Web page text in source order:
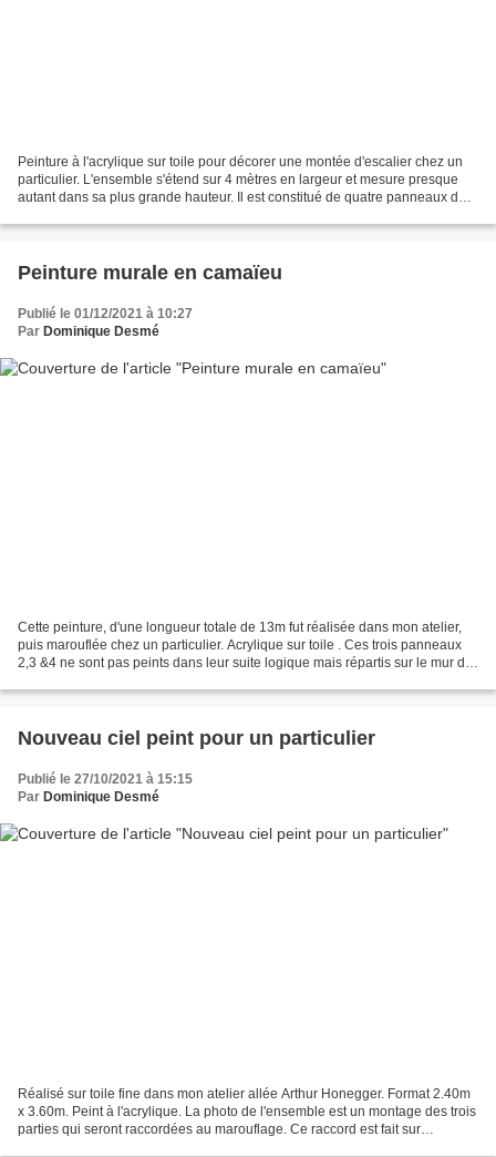
Peinture à l'acrylique sur toile pour décorer une montée d'escalier chez un
particulier. L'ensemble s'étend sur 4 mètres en largeur et mesure presque
autant dans sa plus grande hauteur. Il est constitué de quatre panneaux de 1
Peinture murale en camaïeu
Publié le 01/12/2021 à 10:27
Par Dominique Desmé
Cette peinture, d'une longueur totale de 13m fut réalisée dans mon atelier,
puis marouflée chez un particulier. Acrylique sur toile . Ces trois panneaux
2,3 &4 ne sont pas peints dans leur suite logique mais répartis sur le mur de
Nouveau ciel peint pour un particulier
Publié le 27/10/2021 à 15:15
Par Dominique Desmé
Réalisé sur toile fine dans mon atelier allée Arthur Honegger. Format 2.40m
x 3.60m. Peint à l'acrylique. La photo de l'ensemble est un montage des trois
parties qui seront raccordées au marouflage. Ce raccord est fait sur